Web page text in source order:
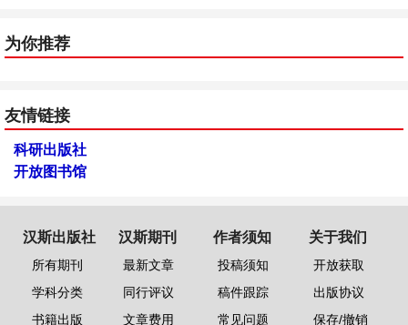
为你推荐
友情链接
科研出版社
开放图书馆
汉斯出版社
所有期刊
学科分类
书籍出版
汉斯期刊
最新文章
同行评议
文章费用
作者须知
投稿须知
稿件跟踪
常见问题
关于我们
开放获取
出版协议
保存/撤销